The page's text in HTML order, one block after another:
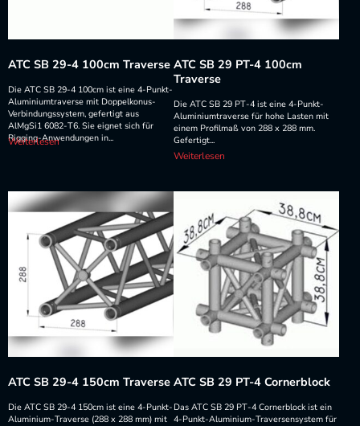
ATC SB 29-4 100cm Traverse
Die ATC SB 29-4 100cm ist eine 4-Punkt-
Aluminiumtraverse mit Doppelkonus-
Verbindungssystem, gefertigt aus
AlMgSi1 6082-T6. Sie eignet sich für
Rigging-Anwendungen in...
Weiterlesen
ATC SB 29 PT-4 100cm
Traverse
Die ATC SB 29 PT-4 ist eine 4-Punkt-
Aluminiumtraverse für hohe Lasten mit
einem Profilmaß von 288 x 288 mm.
Gefertigt...
Weiterlesen
ATC SB 29-4 150cm Traverse
Die ATC SB 29-4 150cm ist eine 4-Punkt-
Aluminium-Traverse (288 x 288 mm) mit
ATC SB 29 PT-4 Cornerblock
Das ATC SB 29 PT-4 Cornerblock ist ein
4-Punkt-Aluminium-Traversensystem für